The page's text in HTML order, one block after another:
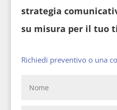
strategia
su misura per il tuo
Richiedi preventivo o una